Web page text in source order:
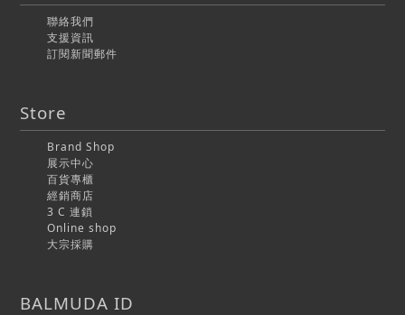
Store
Brand Shop
展示中心
百貨專櫃
經銷商店
3 C 連鎖
Online shop
大宗採購
BALMUDA ID
聯絡我們
支援資訊
訂閱新聞郵件